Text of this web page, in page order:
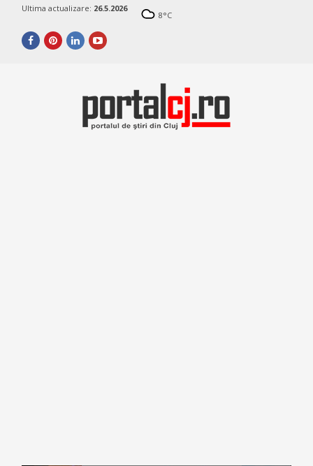
Ultima actualizare: 26.5.2026
8°C